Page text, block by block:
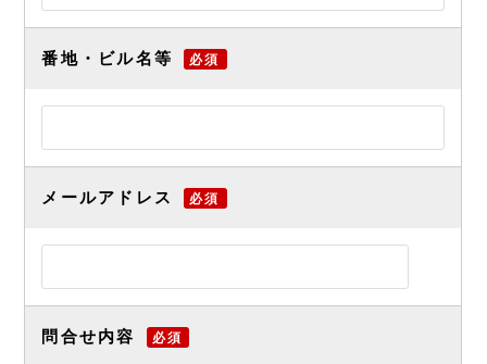
番地・ビル名等 必須
メールアドレス 必須
問合せ内容 必須